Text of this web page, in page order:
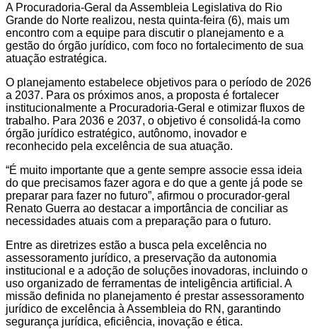
A Procuradoria-Geral da Assembleia Legislativa do Rio
Grande do Norte realizou, nesta quinta-feira (6), mais um
encontro com a equipe para discutir o planejamento e a
gestão do órgão jurídico, com foco no fortalecimento de sua
atuação estratégica.
O planejamento estabelece objetivos para o período de 2026
a 2037. Para os próximos anos, a proposta é fortalecer
institucionalmente a Procuradoria-Geral e otimizar fluxos de
trabalho. Para 2036 e 2037, o objetivo é consolidá-la como
órgão jurídico estratégico, autônomo, inovador e
reconhecido pela excelência de sua atuação.
“É muito importante que a gente sempre associe essa ideia
do que precisamos fazer agora e do que a gente já pode se
preparar para fazer no futuro”, afirmou o procurador-geral
Renato Guerra ao destacar a importância de conciliar as
necessidades atuais com a preparação para o futuro.
Entre as diretrizes estão a busca pela excelência no
assessoramento jurídico, a preservação da autonomia
institucional e a adoção de soluções inovadoras, incluindo o
uso organizado de ferramentas de inteligência artificial. A
missão definida no planejamento é prestar assessoramento
jurídico de excelência à Assembleia do RN, garantindo
segurança jurídica, eficiência, inovação e ética.